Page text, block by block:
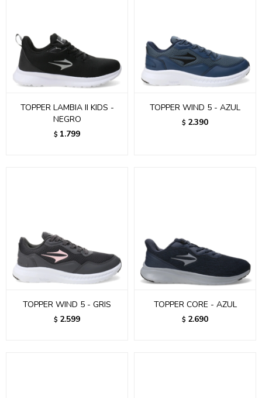
TOPPER LAMBIA II KIDS -
NEGRO
$ 1.799
TOPPER WIND 5 - AZUL
$ 2.390
TOPPER WIND 5 - GRIS
$ 2.599
TOPPER CORE - AZUL
$ 2.690